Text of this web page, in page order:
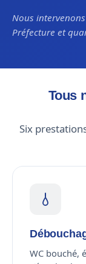
Nous
Préfecture et
Tous
Six
WC bouché,